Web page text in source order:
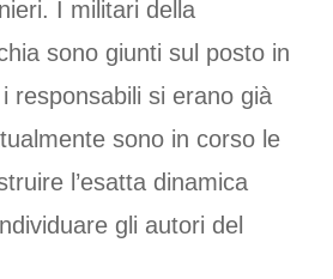
I militari della
sono giunti sul posto in
responsabili si erano già
sono in corso le
l’esatta dinamica
gli autori del